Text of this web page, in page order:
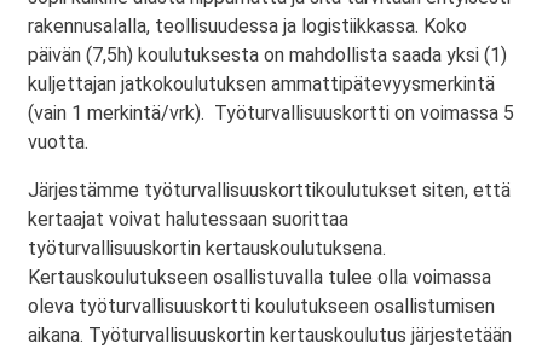
rakennusalalla, teollisuudessa ja logistiikkassa. Koko
päivän (7,5h) koulutuksesta on mahdollista saada yksi (1)
kuljettajan jatkokoulutuksen ammattipätevyysmerkintä
(vain 1 merkintä/vrk). Työturvallisuuskortti on voimassa 5
vuotta.
Järjestämme työturvallisuuskorttikoulutukset siten, että
kertaajat voivat halutessaan suorittaa
työturvallisuuskortin kertauskoulutuksena.
Kertauskoulutukseen osallistuvalla tulee olla voimassa
oleva työturvallisuuskortti koulutukseen osallistumisen
aikana. Työturvallisuuskortin kertauskoulutus järjestetään